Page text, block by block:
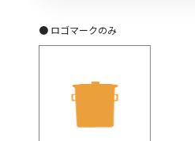
● ロゴマークのみ